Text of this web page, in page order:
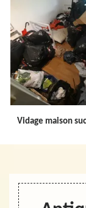
Vidage maison